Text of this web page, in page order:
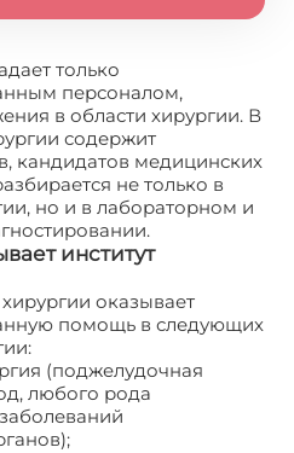
только
персоналом,
в области хирургии. В
содержит
кандидатов медицинских
не только в
но и в лабораторном и
институт
оказывает
помощь в следующих
(поджелудочная
любого рода